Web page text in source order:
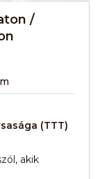
/
(TTT)
akik